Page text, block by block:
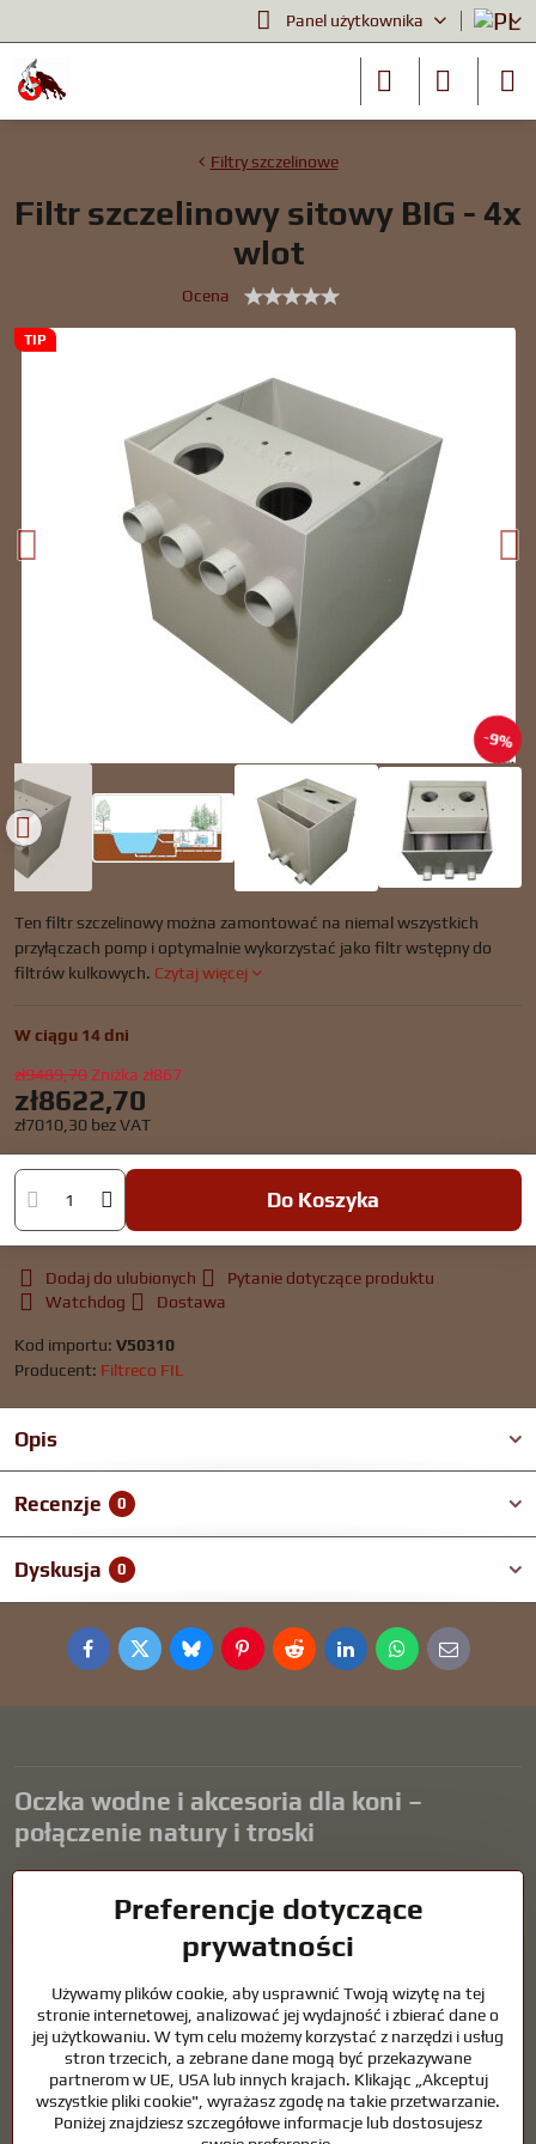
Panel użytkownika
TIP
9%
Filtry szczelinowe
Filtr szczelinowy sitowy BIG - 4x
wlot
Ocena
Ten filtr szczelinowy można zamontować na niemal wszystkich
przyłączach pomp i optymalnie wykorzystać jako filtr wstępny do
filtrów kulkowych. Czytaj więcej
W ciągu 14 dni
zł9489,70Zniżka zł867
zł8622,70
zł7010,30 bez VAT
Do Koszyka
Dodaj do ulubionych
Pytanie dotyczące produktu
Watchdog
Dostawa
Kod importu: V50310
Producent: Filtreco FIL
Opis
Recenzje 0
Dyskusja 0
FacebookTwitterBlueskyPinterestRedditLinkedInWhatsApp
E-
mail
Oczka wodne i akcesoria dla koni –
połączenie natury i troski
harmonijne środowisko sprzyjające relaksowi i życiu zwierząt
wodnych. Odpowiednia technologia, filtracja i regularna
konserwacja są kluczem do czystej wody i zdrowego stawu przez
naszego życia.
Konie wymagają wysokiej jakości sprzętu jeździeckiego,
odpowiedniego odżywiania i odpowiedzialnej opieki, aby być zdrowe,
silne i zadowolone. Niezależnie od tego, czy chodzi o sprzęt dla
jeźdźców, hodowców, czy miłośników natury, celem jest stworzenie
Preferencje dotyczące
prywatności
Używamy plików cookie, aby usprawnić Twoją wizytę na tej
stronie internetowej, analizować jej wydajność i zbierać dane o
jej użytkowaniu. W tym celu możemy korzystać z narzędzi i usług
stron trzecich, a zebrane dane mogą być przekazywane
partnerom w UE, USA lub innych krajach. Klikając „Akceptuj
wszystkie pliki cookie", wyrażasz zgodę na takie przetwarzanie.
Poniżej znajdziesz szczegółowe informacje lub dostosujesz